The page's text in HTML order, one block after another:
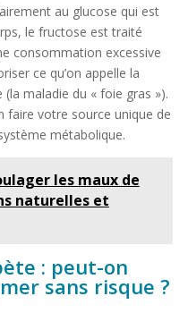
au glucose qui est
le fructose est traité
consommation excessive
ce qu’on appelle la
maladie du « foie gras »).
faire votre source unique de
métabolique.
les maux de
naturelles et
: peut-on
sans risque ?